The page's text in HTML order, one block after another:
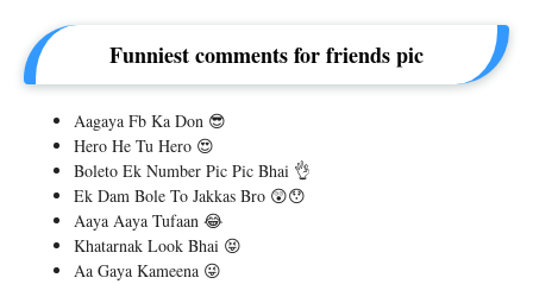
Funniest comments for friends pic
Aagaya Fb Ka Don 😎
Hero He Tu Hero 😍
Boleto Ek Number Pic Pic Bhai 👌
Ek Dam Bole To Jakkas Bro 😲😯
Aaya Aaya Tufaan 😂
Khatarnak Look Bhai 😝
Aa Gaya Kameena 😜